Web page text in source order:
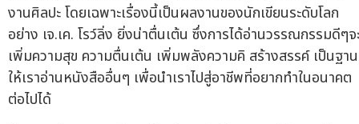
งานศิลปะ โดยเฉพาะเรื่องนี้เป็นผลงานของนักเขียนระดับโลก
อย่าง เจ.เค. โรว์ลิ่ง ยิ่งน่าตื่นเต้น ซึ่งการได้อ่านวรรณกรรมดีๆจ
เพิ่มความสุข ความตื่นเต้น เพิ่มพลังความคิ สร้างสรรค์ เป็นฐาน
ให้เราอ่านหนังสืออื่นๆ เพื่อนำเราไปสู่อาชีพที่อยากทำในอนาคต
ต่อไปได้